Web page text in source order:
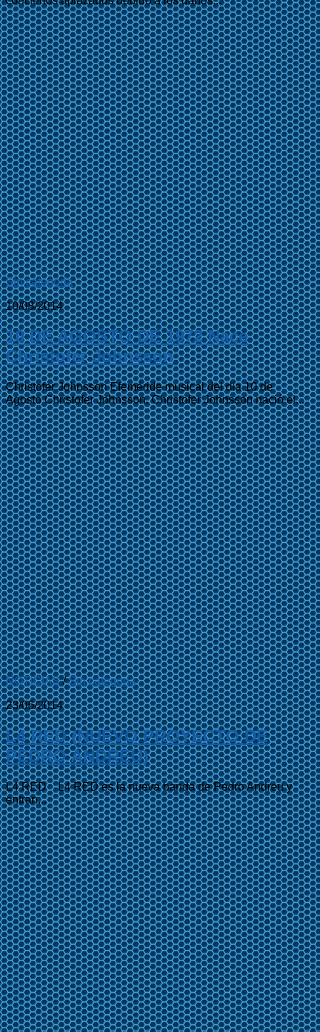
Sin categoría
10/08/2014
10 DE AGOSTO DE 1972 Nace
Christofer Johnsson
Christofer Johnsson Efeméride musical del día 10 de
Agosto Christofer Johnsson. Christofer Johnsson nació el...
NOTICIAS/Sin categoría
23/06/2014
L4 RED (NUEVO PROYECTO DE
PEDRO ANDREU)
L4 RED L4 RED es la nueva banda de Pedro Andreu y
entran...